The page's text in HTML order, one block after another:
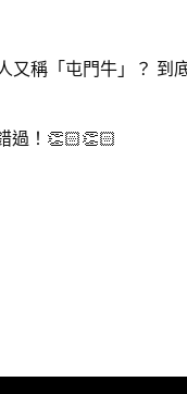
又稱「屯門牛」？ 到
過！👏🏻👏🏻